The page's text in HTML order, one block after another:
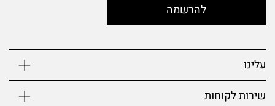
להרשמה
עלינו
שירות לקוחות